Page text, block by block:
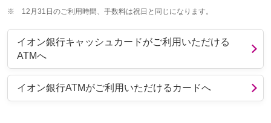
※
12月31日のご利用時間、手数料は祝日と同じになります。
イオン銀行キャッシュカードがご利用いただける
ATMへ
イオン銀行ATMがご利用いただけるカードへ